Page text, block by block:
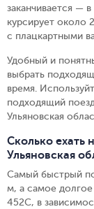
заканчивается —
курсирует около
с плацкартными
Удобный и
выбрать
время.
подходящий
Ульяновская
Сколько ехать
Ульяновская
Самый быстрый
м, а самое долгое
452С, в